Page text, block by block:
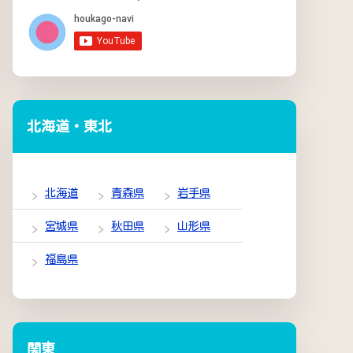
北海道・東北
北海道 青森県 岩手県
宮城県 秋田県 山形県
福島県
関東